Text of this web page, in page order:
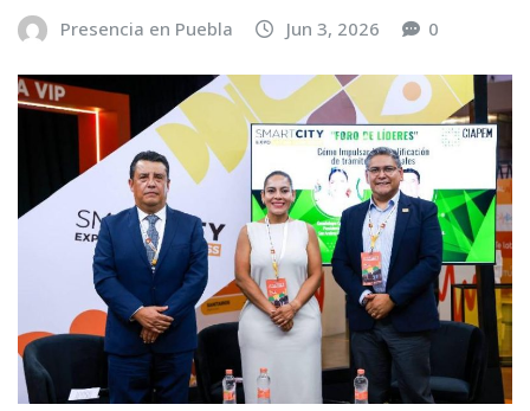
Presencia en Puebla Jun 3, 2026 0